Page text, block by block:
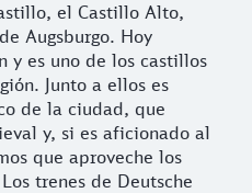
el Castillo Alto,
Augsburgo. Hoy
y es uno de los castillos
Junto a ellos es
de la ciudad, que
y, si es aficionado al
que aproveche los
trenes de Deutsche